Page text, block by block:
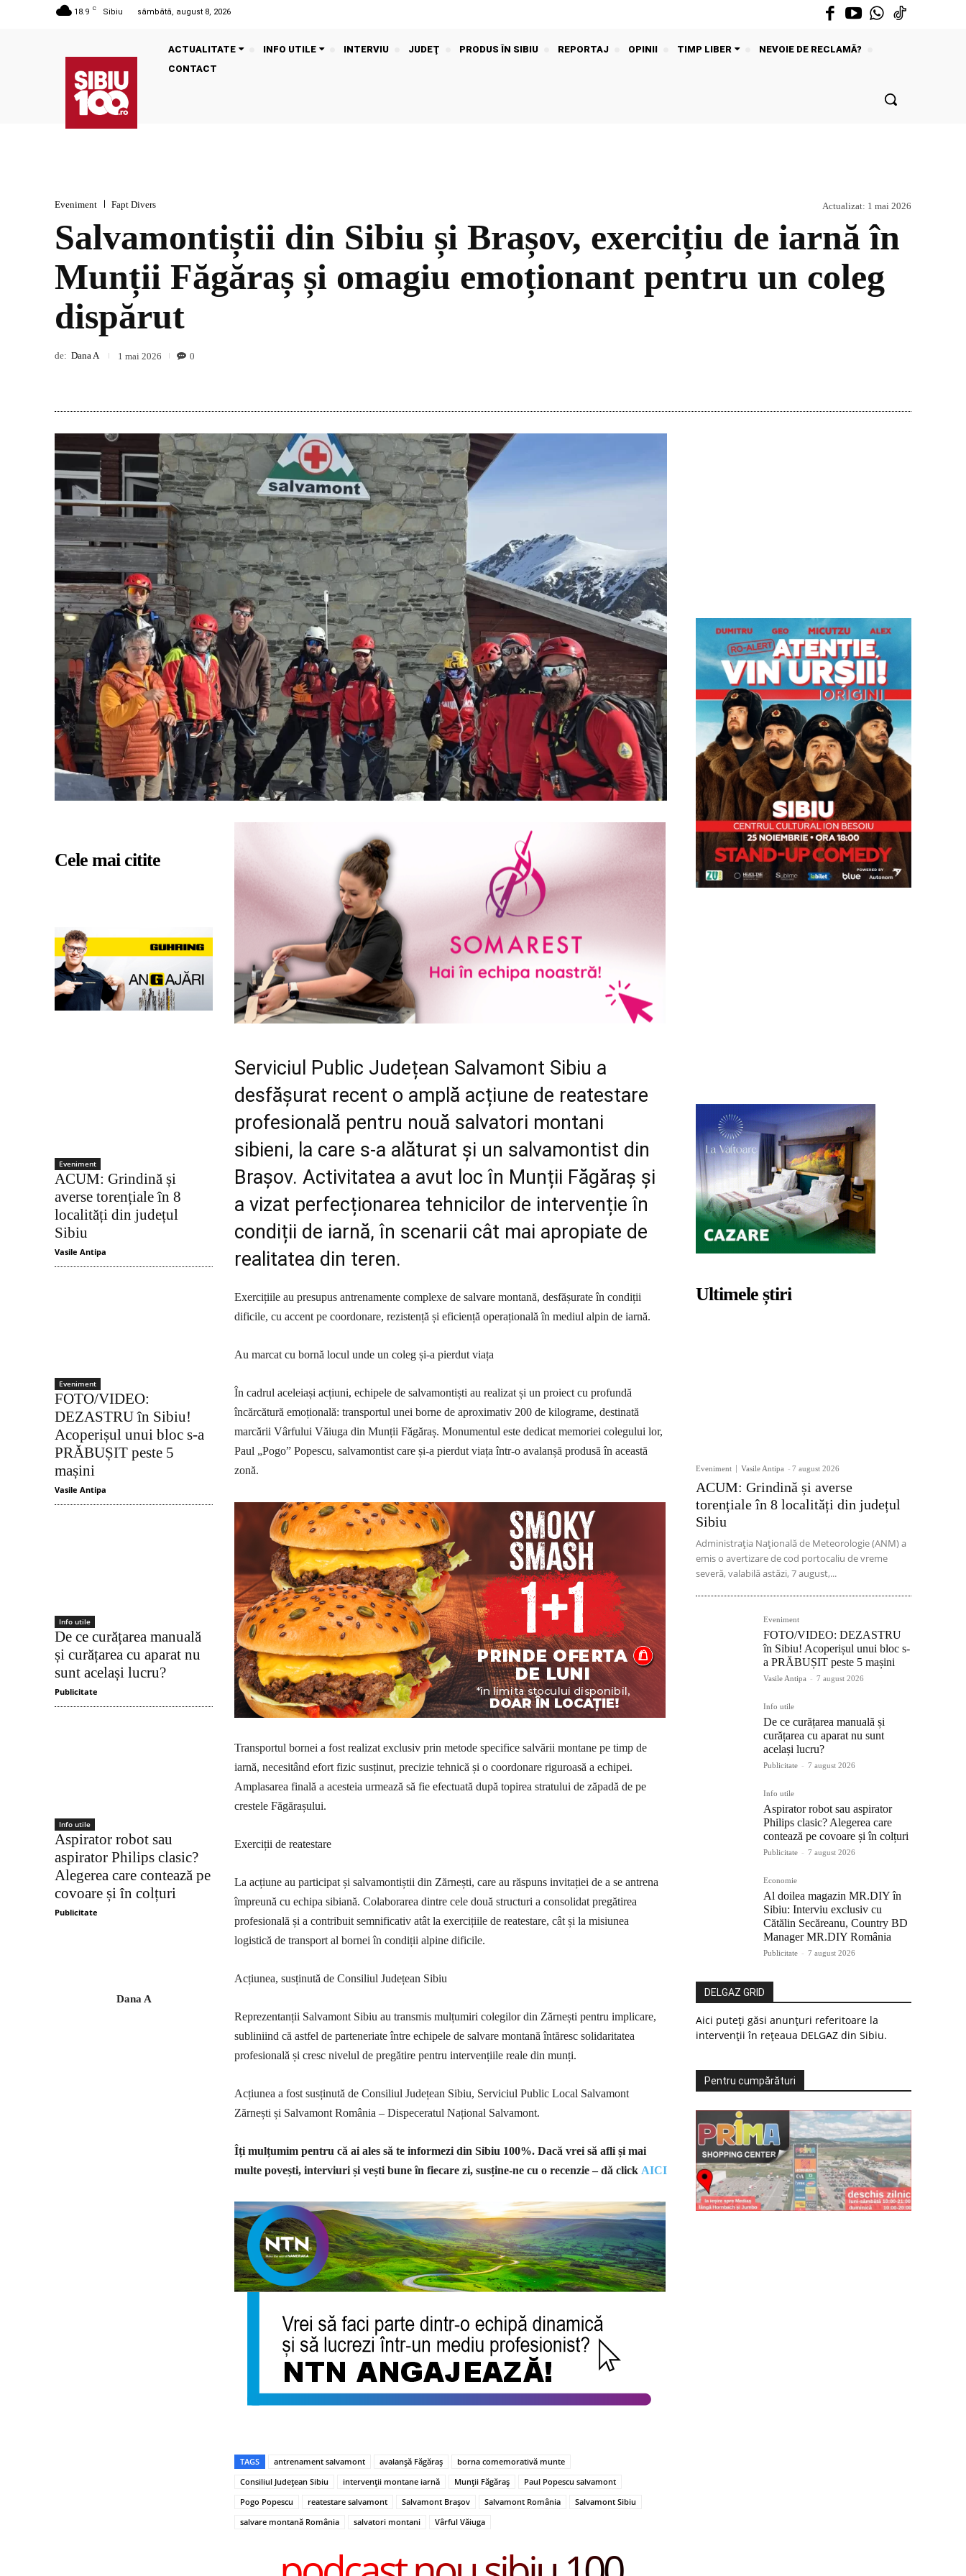
18.9 C Sibiu sâmbătă, august 8, 2026
ACTUALITATE INFO UTILE INTERVIU JUDEŢ PRODUS ÎN SIBIU REPORTAJ OPINII TIMP LIBER
NEVOIE DE RECLAMĂ?
CONTACT
Eveniment Fapt Divers Actualizat: 1 mai 2026
Salvamontiștii din Sibiu și Brașov, exercițiu de iarnă în
Munții Făgăraș și omagiu emoționant pentru un coleg
dispărut
de: Dana A 1 mai 2026 0
Cele mai citite
Eveniment
ACUM: Grindină și
averse torențiale în 8
localități din județul
Sibiu
Vasile Antipa
Eveniment
FOTO/VIDEO:
DEZASTRU în Sibiu!
Acoperișul unui bloc s-a
PRĂBUȘIT peste 5
mașini
Vasile Antipa
Info utile
De ce curățarea manuală
și curățarea cu aparat nu
sunt același lucru?
Publicitate
Info utile
Aspirator robot sau
aspirator Philips clasic?
Alegerea care contează pe
covoare și în colțuri
Publicitate
Dana A
Serviciul Public Județean Salvamont Sibiu a
desfășurat recent o amplă acțiune de reatestare
profesională pentru nouă salvatori montani
sibieni, la care s-a alăturat și un salvamontist din
Brașov. Activitatea a avut loc în Munții Făgăraș și
a vizat perfecționarea tehnicilor de intervenție în
condiții de iarnă, în scenarii cât mai apropiate de
realitatea din teren.
Exercițiile au presupus antrenamente complexe de salvare montană, desfășurate în condiții
dificile, cu accent pe coordonare, rezistență și eficiență operațională în mediul alpin de iarnă.
Au marcat cu bornă locul unde un coleg și-a pierdut viața
În cadrul aceleiași acțiuni, echipele de salvamontiști au realizat și un proiect cu profundă
încărcătură emoțională: transportul unei borne de aproximativ 200 de kilograme, destinată
marcării Vârfului Văiuga din Munții Făgăraș. Monumentul este dedicat memoriei colegului lor,
Paul „Pogo” Popescu, salvamontist care și-a pierdut viața într-o avalanșă produsă în această
zonă.
Transportul bornei a fost realizat exclusiv prin metode specifice salvării montane pe timp de
iarnă, necesitând efort fizic susținut, precizie tehnică și o coordonare riguroasă a echipei.
Amplasarea finală a acesteia urmează să fie efectuată după topirea stratului de zăpadă de pe
crestele Făgărașului.
Exerciții de reatestare
La acțiune au participat și salvamontiștii din Zărnești, care au răspuns invitației de a se antrena
împreună cu echipa sibiană. Colaborarea dintre cele două structuri a consolidat pregătirea
profesională și a contribuit semnificativ atât la exercițiile de reatestare, cât și la misiunea
logistică de transport al bornei în condiții alpine dificile.
Acțiunea, susținută de Consiliul Județean Sibiu
Reprezentanții Salvamont Sibiu au transmis mulțumiri colegilor din Zărnești pentru implicare,
subliniind că astfel de parteneriate între echipele de salvare montană întăresc solidaritatea
profesională și cresc nivelul de pregătire pentru intervențiile reale din munți.
Acțiunea a fost susținută de Consiliul Județean Sibiu, Serviciul Public Local Salvamont
Zărnești și Salvamont România – Dispeceratul Național Salvamont.
Îți mulțumim pentru că ai ales să te informezi din Sibiu 100%. Dacă vrei să afli și mai
multe povești, interviuri și vești bune în fiecare zi, susține-ne cu o recenzie – dă click AICI
TAGS antrenament salvamont avalanșă Făgăraș
borna comemorativă munte
Consiliul Județean Sibiu
intervenții montane iarnă Munții Făgăraș
Paul Popescu salvamont
Pogo Popescu
reatestare salvamont Salvamont Brașov Salvamont România
Salvamont Sibiu
salvare montană România
salvatori montani Vârful Văiuga
Ultimele știri
Eveniment Vasile Antipa - 7 august 2026
ACUM: Grindină și averse
torențiale în 8 localități din județul
Sibiu
Administrația Națională de Meteorologie (ANM) a
emis o avertizare de cod portocaliu de vreme
severă, valabilă astăzi, 7 august,...
Eveniment
FOTO/VIDEO: DEZASTRU
în Sibiu! Acoperișul unui bloc s-
a PRĂBUȘIT peste 5 mașini
Vasile Antipa - 7 august 2026
Info utile
De ce curățarea manuală și
curățarea cu aparat nu sunt
același lucru?
Publicitate - 7 august 2026
Info utile
Aspirator robot sau aspirator
Philips clasic? Alegerea care
contează pe covoare și în colțuri
Publicitate - 7 august 2026
Economie
Al doilea magazin MR.DIY în
Sibiu: Interviu exclusiv cu
Cătălin Secăreanu, Country BD
Manager MR.DIY România
Publicitate - 7 august 2026
DELGAZ GRID
Aici puteți găsi anunțuri referitoare la
intervenții în rețeaua DELGAZ din Sibiu.
Pentru cumpărături